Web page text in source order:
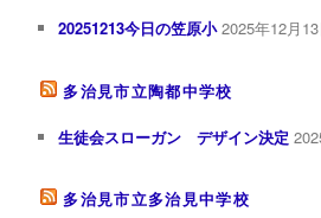
20251213今日の笠原小 2025年12月13
多治見市立陶都中学校
生徒会スローガン デザイン決定
多治見市立多治見中学校